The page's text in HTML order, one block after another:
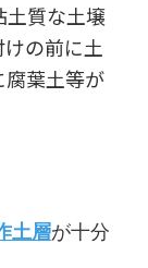
土質な土壌
の前に土
葉土等が
土層が十分